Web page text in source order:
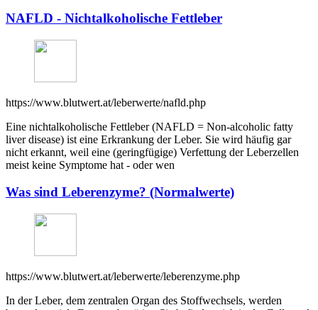
NAFLD - Nichtalkoholische Fettleber
https://www.blutwert.at/leberwerte/nafld.php
Eine nichtalkoholische Fettleber (NAFLD = Non-alcoholic fatty
liver disease) ist eine Erkrankung der Leber. Sie wird häufig gar
nicht erkannt, weil eine (geringfügige) Verfettung der Leberzellen
meist keine Symptome hat - oder wen
Was sind Leberenzyme? (Normalwerte)
https://www.blutwert.at/leberwerte/leberenzyme.php
In der Leber, dem zentralen Organ des Stoffwechsels, werden